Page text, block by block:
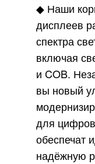
◆ Наши
дисплеев
спектра
включая
и COB.
вы новый
для
обеспечат
надёжную